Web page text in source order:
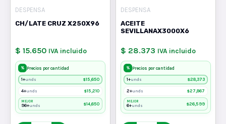
DESPENSA
CH/LATE CRUZ X250X96
$ 15.650 IVA incluido
% Precios por cantidad
1+unds $15,650
4+unds $15,210
MEJOR
96+unds $14,650
DESPENSA
ACEITE
SEVILLANAX3000X6
$ 28.373 IVA incluido
% Precios por cantidad
1+unds $28,373
2+unds $27,867
MEJOR
6+unds $26,599